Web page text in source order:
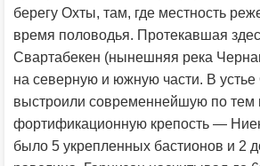
берегу Охты, там, где местность
время половодья. Протекавшая
Свартабекен (нынешняя река
на северную и южную части. В
выстроили современнейшую по тем
фортификационную крепость —
было 5 укрепленных бастионов и 2